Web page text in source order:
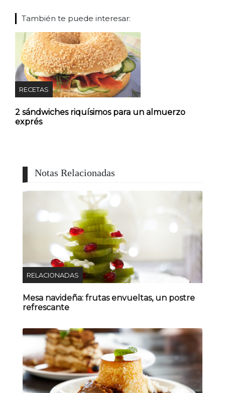
También te puede interesar:
RECETAS
2 sándwiches riquísimos para un almuerzo
exprés
Notas Relacionadas
RELACIONADAS
Mesa navideña: frutas envueltas, un postre
refrescante